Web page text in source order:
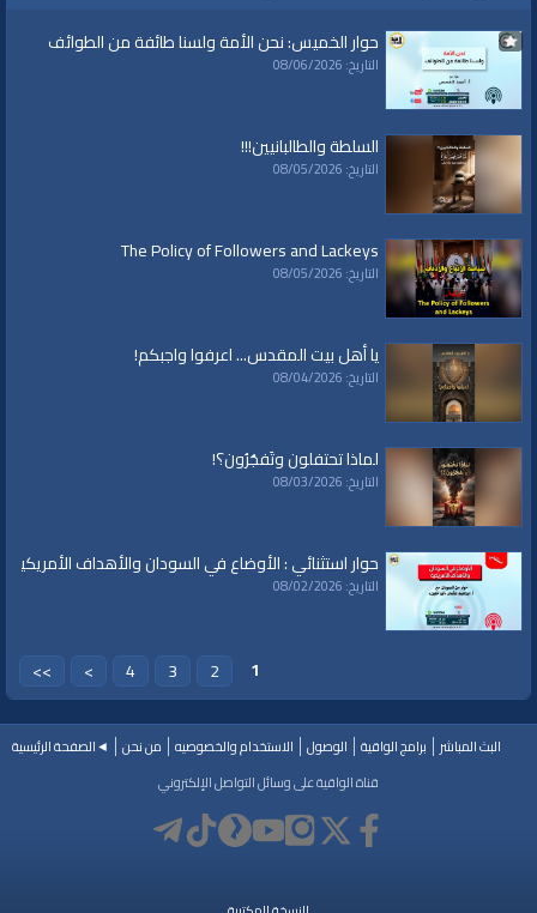
حوار الخميس: نحن الأمة ولسنا طائفة من الطوائف
التاريخ: 08/06/2026
السلطة والطالبانيين!!!
التاريخ: 08/05/2026
The Policy of Followers and Lackeys
التاريخ: 08/05/2026
يا أهل بيت المقدس... اعرفوا واجبكم!
التاريخ: 08/04/2026
لماذا تحتفلون وتَفجُرُون؟!
التاريخ: 08/03/2026
حوار استثنائي : الأوضاع في السودان والأهداف الأمريكية
التاريخ: 08/02/2026
1
2
3
4
>
>>
البث المباشر برامج الواقية الوصول الاستخدام والخصوصيه من نحن
◄الصفحة الرئيسية
قناة الواقية على وسائل التواصل الإلكتروني